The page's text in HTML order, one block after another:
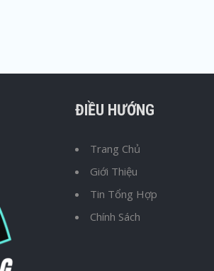
ĐIỀU HƯỚNG
Trang Chủ
Giới Thiệu
Tin Tổng Hợp
Chính Sách